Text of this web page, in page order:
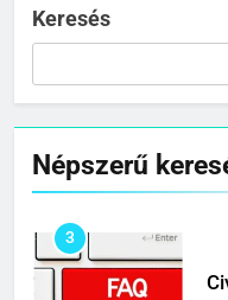
Keresés
Népszerű
2
C
3